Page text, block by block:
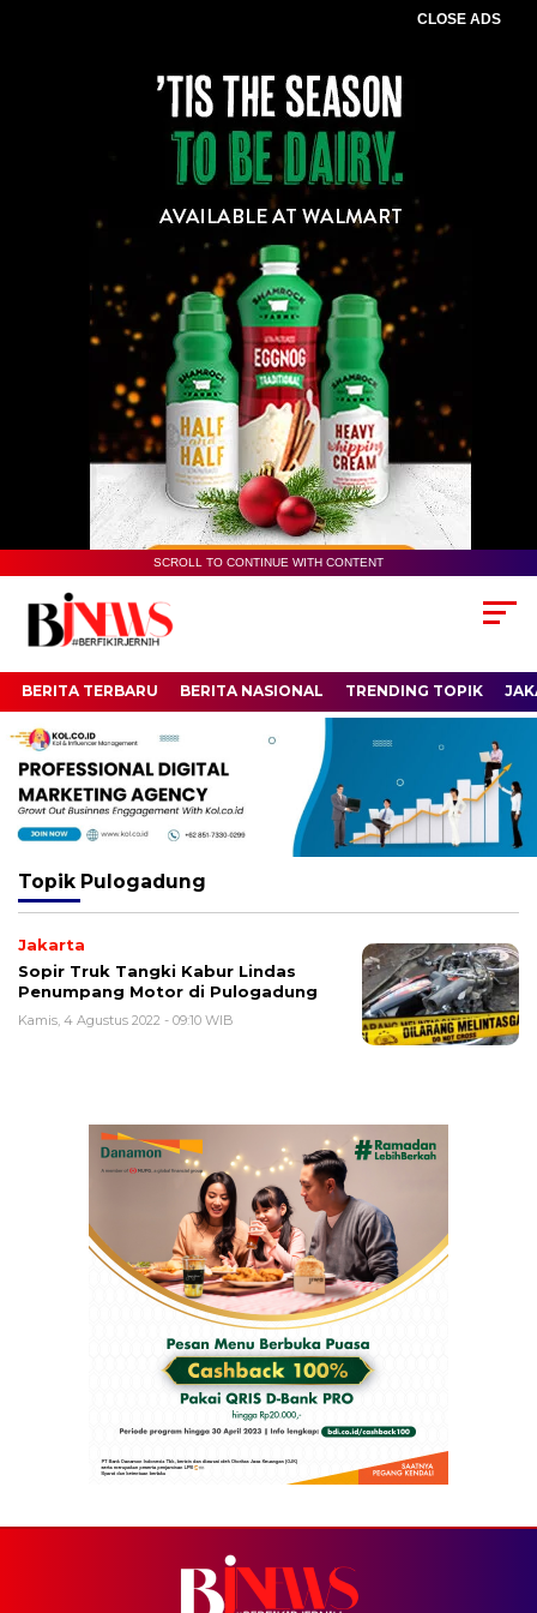
CLOSE ADS
SCROLL TO CONTINUE WITH CONTENT
BERITA TERBARU BERITA NASIONAL TRENDING TOPIK
Topik Pulogadung
Jakarta
Sopir Truk Tangki Kabur Lindas
Penumpang Motor di Pulogadung
Kamis, 4 Agustus 2022 - 09:10 WIB